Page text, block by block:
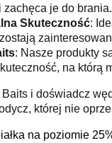
je do brania.
Skuteczność:
: Nasze produkty
na którą
i doświadcz
której nie
na poziomie